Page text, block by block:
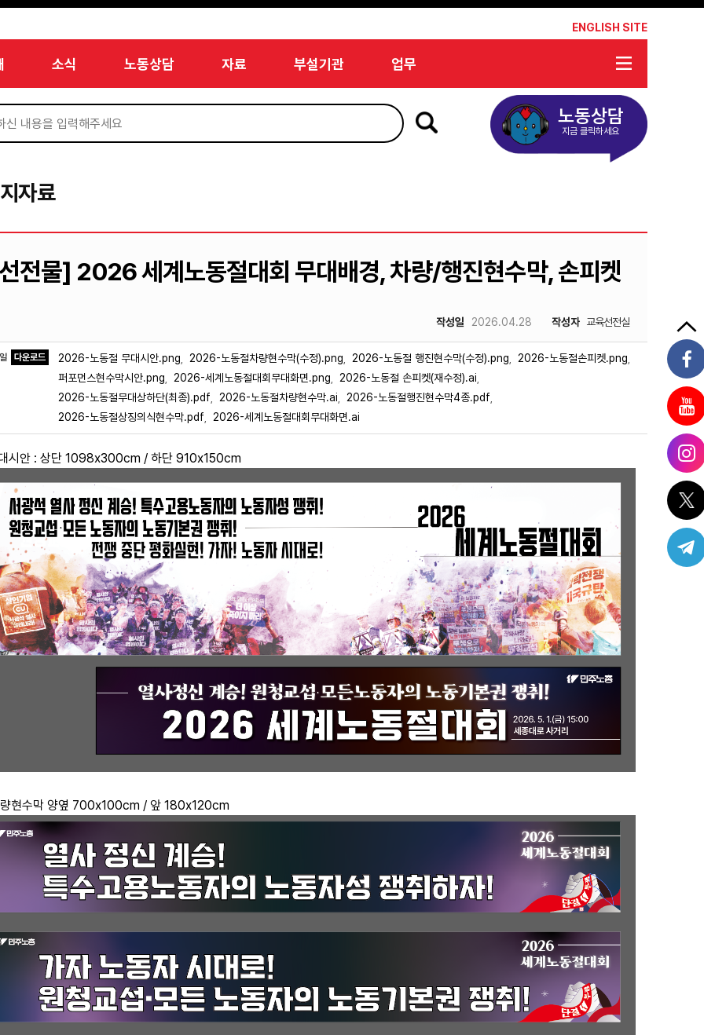
ENGLISH SITE
소식 노동상담 자료 부설기관 업무
노동상담
지금 클릭하세요
자료
전물] 2026 세계노동절대회 무대배경, 차량/행진현수막, 손피켓
작성일 2026.04.28 작성자 교육선전실
다운로드 2026-노동절 무대시안.png 2026-노동절차량현수막(수정).png 2026-노동절 행진현수막(수정).png 2026-노동절손피켓.png
퍼포먼스현수막시안.png 2026-세계노동절대회무대화면.png 2026-노동절 손피켓(재수정).ai
2026-노동절무대상하단(최종).pdf 2026-노동절차량현수막.ai 2026-노동절행진현수막4종.pdf
2026-노동절상징의식현수막.pdf 2026-세계노동절대회무대화면.ai
시안 : 상단 1098x300cm / 하단 910x150cm
현수막 양옆 700x100cm / 앞 180x120cm